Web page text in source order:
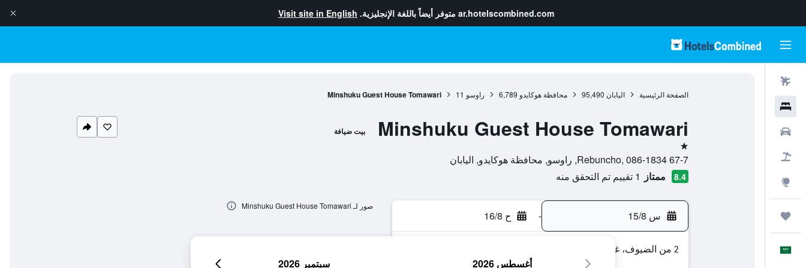
ar.hotelscombined.com متوفر أيضاً باللغة الإنجليزية. Visit site in English
الصفحة الرئيسية اليابان 95,490 محافظة هوكايدو 6,789 راوسو 11
Minshuku Guest House Tomawari
Minshuku Guest House Tomawari بيت ضيافة
نجمة واحدة
67-7 Rebuncho, 086-1834, راوسو, محافظة هوكايدو, اليابان
8.4 ممتاز 1 تقييم تم التحقق منه
س 15/8 - ح 16/8
2 من الضيوف، غرفة واحدة
صور لـ Minshuku Guest House Tomawari
أغسطس 2026 سبتمبر 2026